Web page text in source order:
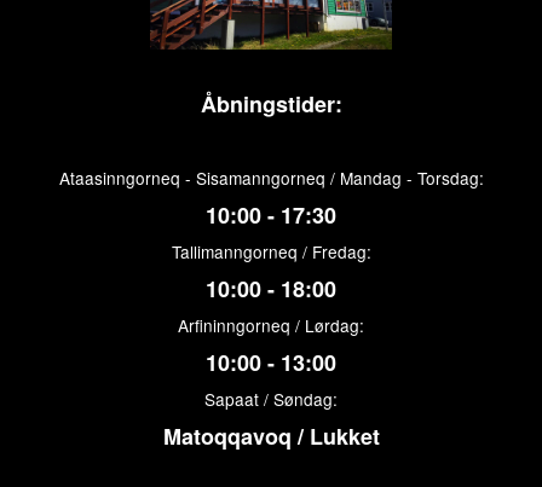
Åbningstider:
Ataasinngorneq - Sisamanngorneq / Mandag - Torsdag:
10:00 - 17:30
Tallimanngorneq / Fredag:
10:00 - 18:00
Arfininngorneq / Lørdag:
10:00 - 13:00
Sapaat / Søndag:
Matoqqavoq / Lukket